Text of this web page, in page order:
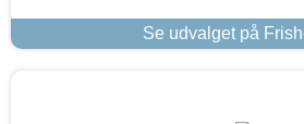
Se udvalget på